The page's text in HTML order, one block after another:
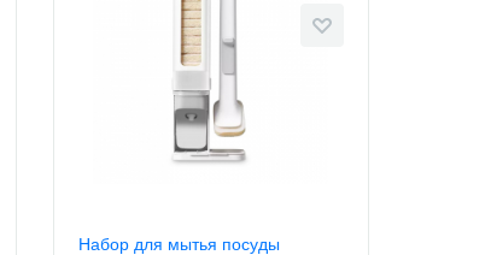
Набор для мытья посуды